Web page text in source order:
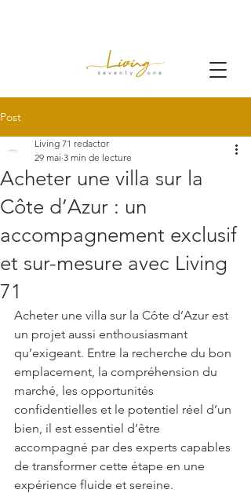
Post
Acheter une villa sur la
Côte d’Azur : un
accompagnement exclusif
et sur-mesure avec Living
71
Living 71 redactor
29 mai 3 min de lecture
Acheter une villa sur la Côte d’Azur est
un projet aussi enthousiasmant
qu’exigeant. Entre la recherche du bon
emplacement, la compréhension du
marché, les opportunités
confidentielles et le potentiel réel d’un
bien, il est essentiel d’être
accompagné par des experts capables
de transformer cette étape en une
expérience fluide et sereine.